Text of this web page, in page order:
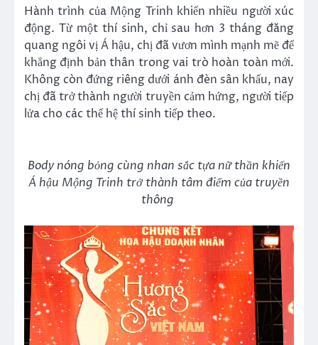
Hành trình của Mộng Trinh khiến nhiều người xúc
động. Từ một thí sinh, chỉ sau hơn 3 tháng đăng
quang ngôi vị Á hậu, chị đã vươn mình mạnh mẽ để
khẳng định bản thân trong vai trò hoàn toàn mới.
Không còn đứng riêng dưới ánh đèn sân khấu, nay
chị đã trở thành người truyền cảm hứng, người tiếp
lửa cho các thế hệ thí sinh tiếp theo.
Body nóng bỏng cùng nhan sắc tựa nữ thần khiến
Á hậu Mộng Trinh trở thành tâm điểm của truyền
thông